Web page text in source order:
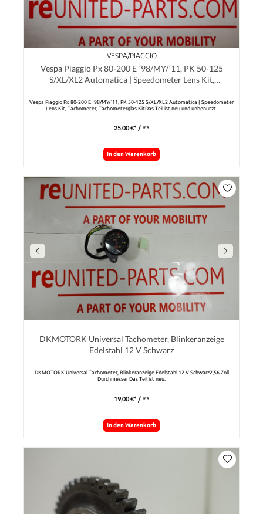
VESPA/PIAGGIO
Vespa Piaggio Px 80-200 E ´98/MY/´11, PK 50-125
S/XL/XL2 Automatica | Speedometer Lens Kit,
Vespa Piaggio Px 80-200 E ´98/MY/´11, PK 50-125 S/XL/XL2 Automatica | Speedometer
Lens Kit, Tachometer, Tachometerglas KitDas Teil ist neu und unbenutzt.
25,00 €* / **
In den Warenkorb
DKMOTORK Universal Tachometer, Blinkeranzeige
Edelstahl 12 V Schwarz
DKMOTORK Universal Tachometer, Blinkeranzeige Edelstahl 12 V Schwarz2,56 Zoll
Durchmesser Das Teil ist neu.
19,00 €* / **
In den Warenkorb